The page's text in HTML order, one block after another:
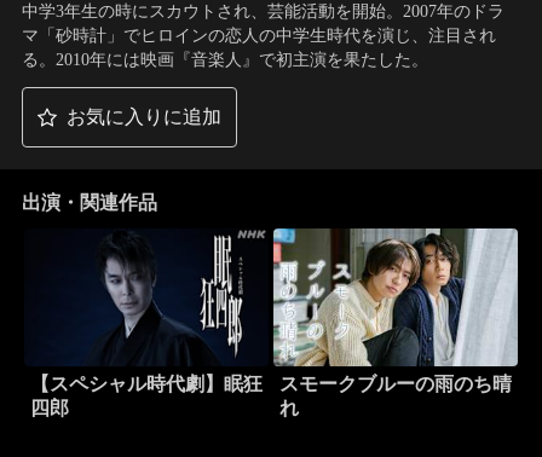
中学3年生の時にスカウトされ、芸能活動を開始。2007年のドラ
マ「砂時計」でヒロインの恋人の中学生時代を演じ、注目され
る。2010年には映画『音楽人』で初主演を果たした。
お気に入りに追加
出演・関連作品
【スペシャル時代劇】眠狂
四郎
スモークブルーの雨のち晴
れ